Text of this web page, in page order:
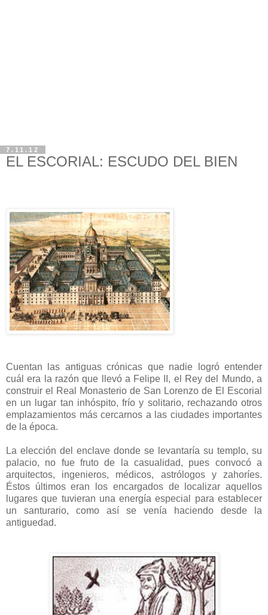
7.11.12
EL ESCORIAL: ESCUDO DEL BIEN
Cuentan las antiguas crónicas que nadie logró entender
cuál era la razón que llevó a Felipe II, el Rey del Mundo, a
construir el Real Monasterio de San Lorenzo de El Escorial
en un lugar tan inhóspito, frío y solitario, rechazando otros
emplazamientos más cercarnos a las ciudades importantes
de la época.
La elección del enclave donde se levantaría su templo, su
palacio, no fue fruto de la casualidad, pues convocó a
arquitectos, ingenieros, médicos, astrólogos y zahoríes.
Éstos últimos eran los encargados de localizar aquellos
lugares que tuvieran una energía especial para establecer
un santurario, como así se venía haciendo desde la
antiguedad.